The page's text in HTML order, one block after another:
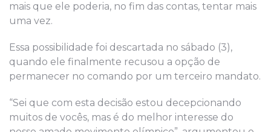
mais que ele poderia, no fim das contas, tentar mais
uma vez.
Essa possibilidade foi descartada no sábado (3),
quando ele finalmente recusou a opção de
permanecer no comando por um terceiro mandato.
“Sei que com esta decisão estou decepcionando
muitos de vocês, mas é do melhor interesse do